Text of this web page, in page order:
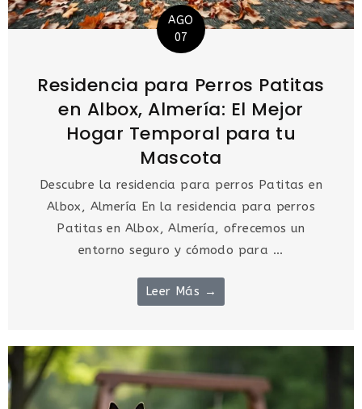
AGO
07
Residencia para Perros Patitas
en Albox, Almería: El Mejor
Hogar Temporal para tu
Mascota
Descubre la residencia para perros Patitas en
Albox, Almería En la residencia para perros
Patitas en Albox, Almería, ofrecemos un
entorno seguro y cómodo para ...
Leer Más →